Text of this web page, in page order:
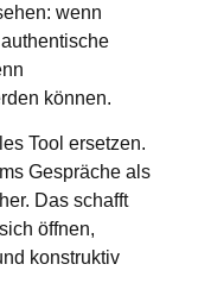
wenn
können.
Tool ersetzen.
Gespräche als
Das schafft
öffnen,
konstruktiv